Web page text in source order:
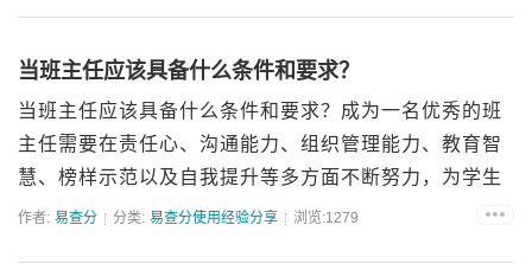
当班主任应该具备什么条件和要求？
当班主任应该具备什么条件和要求？成为一名优秀的班
主任需要在责任心、沟通能力、组织管理能力、教育智
慧、榜样示范以及自我提升等多方面不断努力，为学生
的成长保驾护航。强烈的责任心班主任肩负着学生的学
作者: 易查分 分类: 易查分使用经验分享 浏览:1279